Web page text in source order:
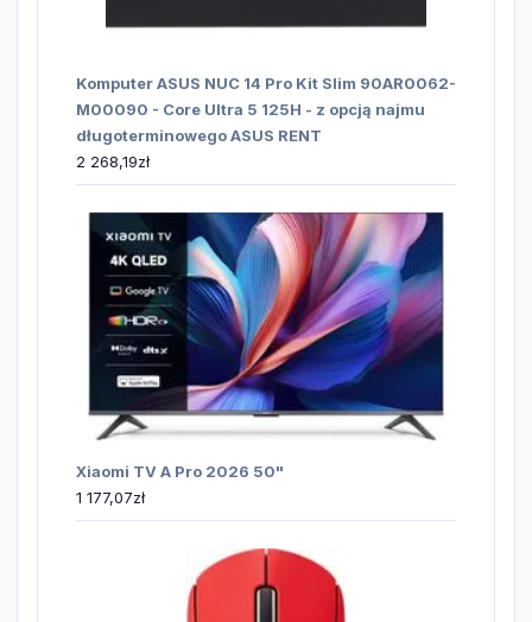
Komputer ASUS NUC 14 Pro Kit Slim 90AR0062-
M00090 - Core Ultra 5 125H - z opcją najmu
długoterminowego ASUS RENT
2 268,19zł
Xiaomi TV A Pro 2026 50"
1 177,07zł